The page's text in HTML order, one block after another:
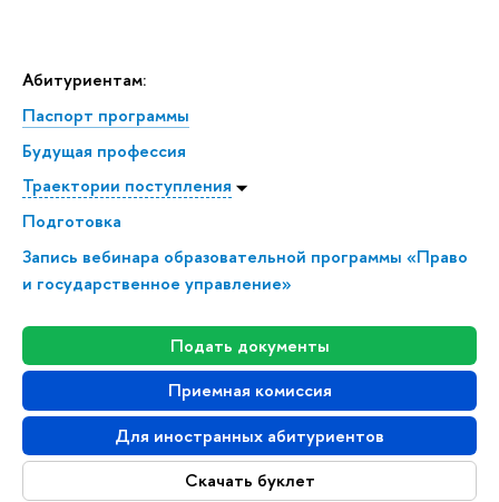
Абитуриентам:
Паспорт программы
Будущая профессия
Траектории поступления
Подготовка
Запись вебинара образовательной программы «Право
и государственное управление»
Подать документы
Приемная комиссия
Для иностранных абитуриентов
Скачать буклет